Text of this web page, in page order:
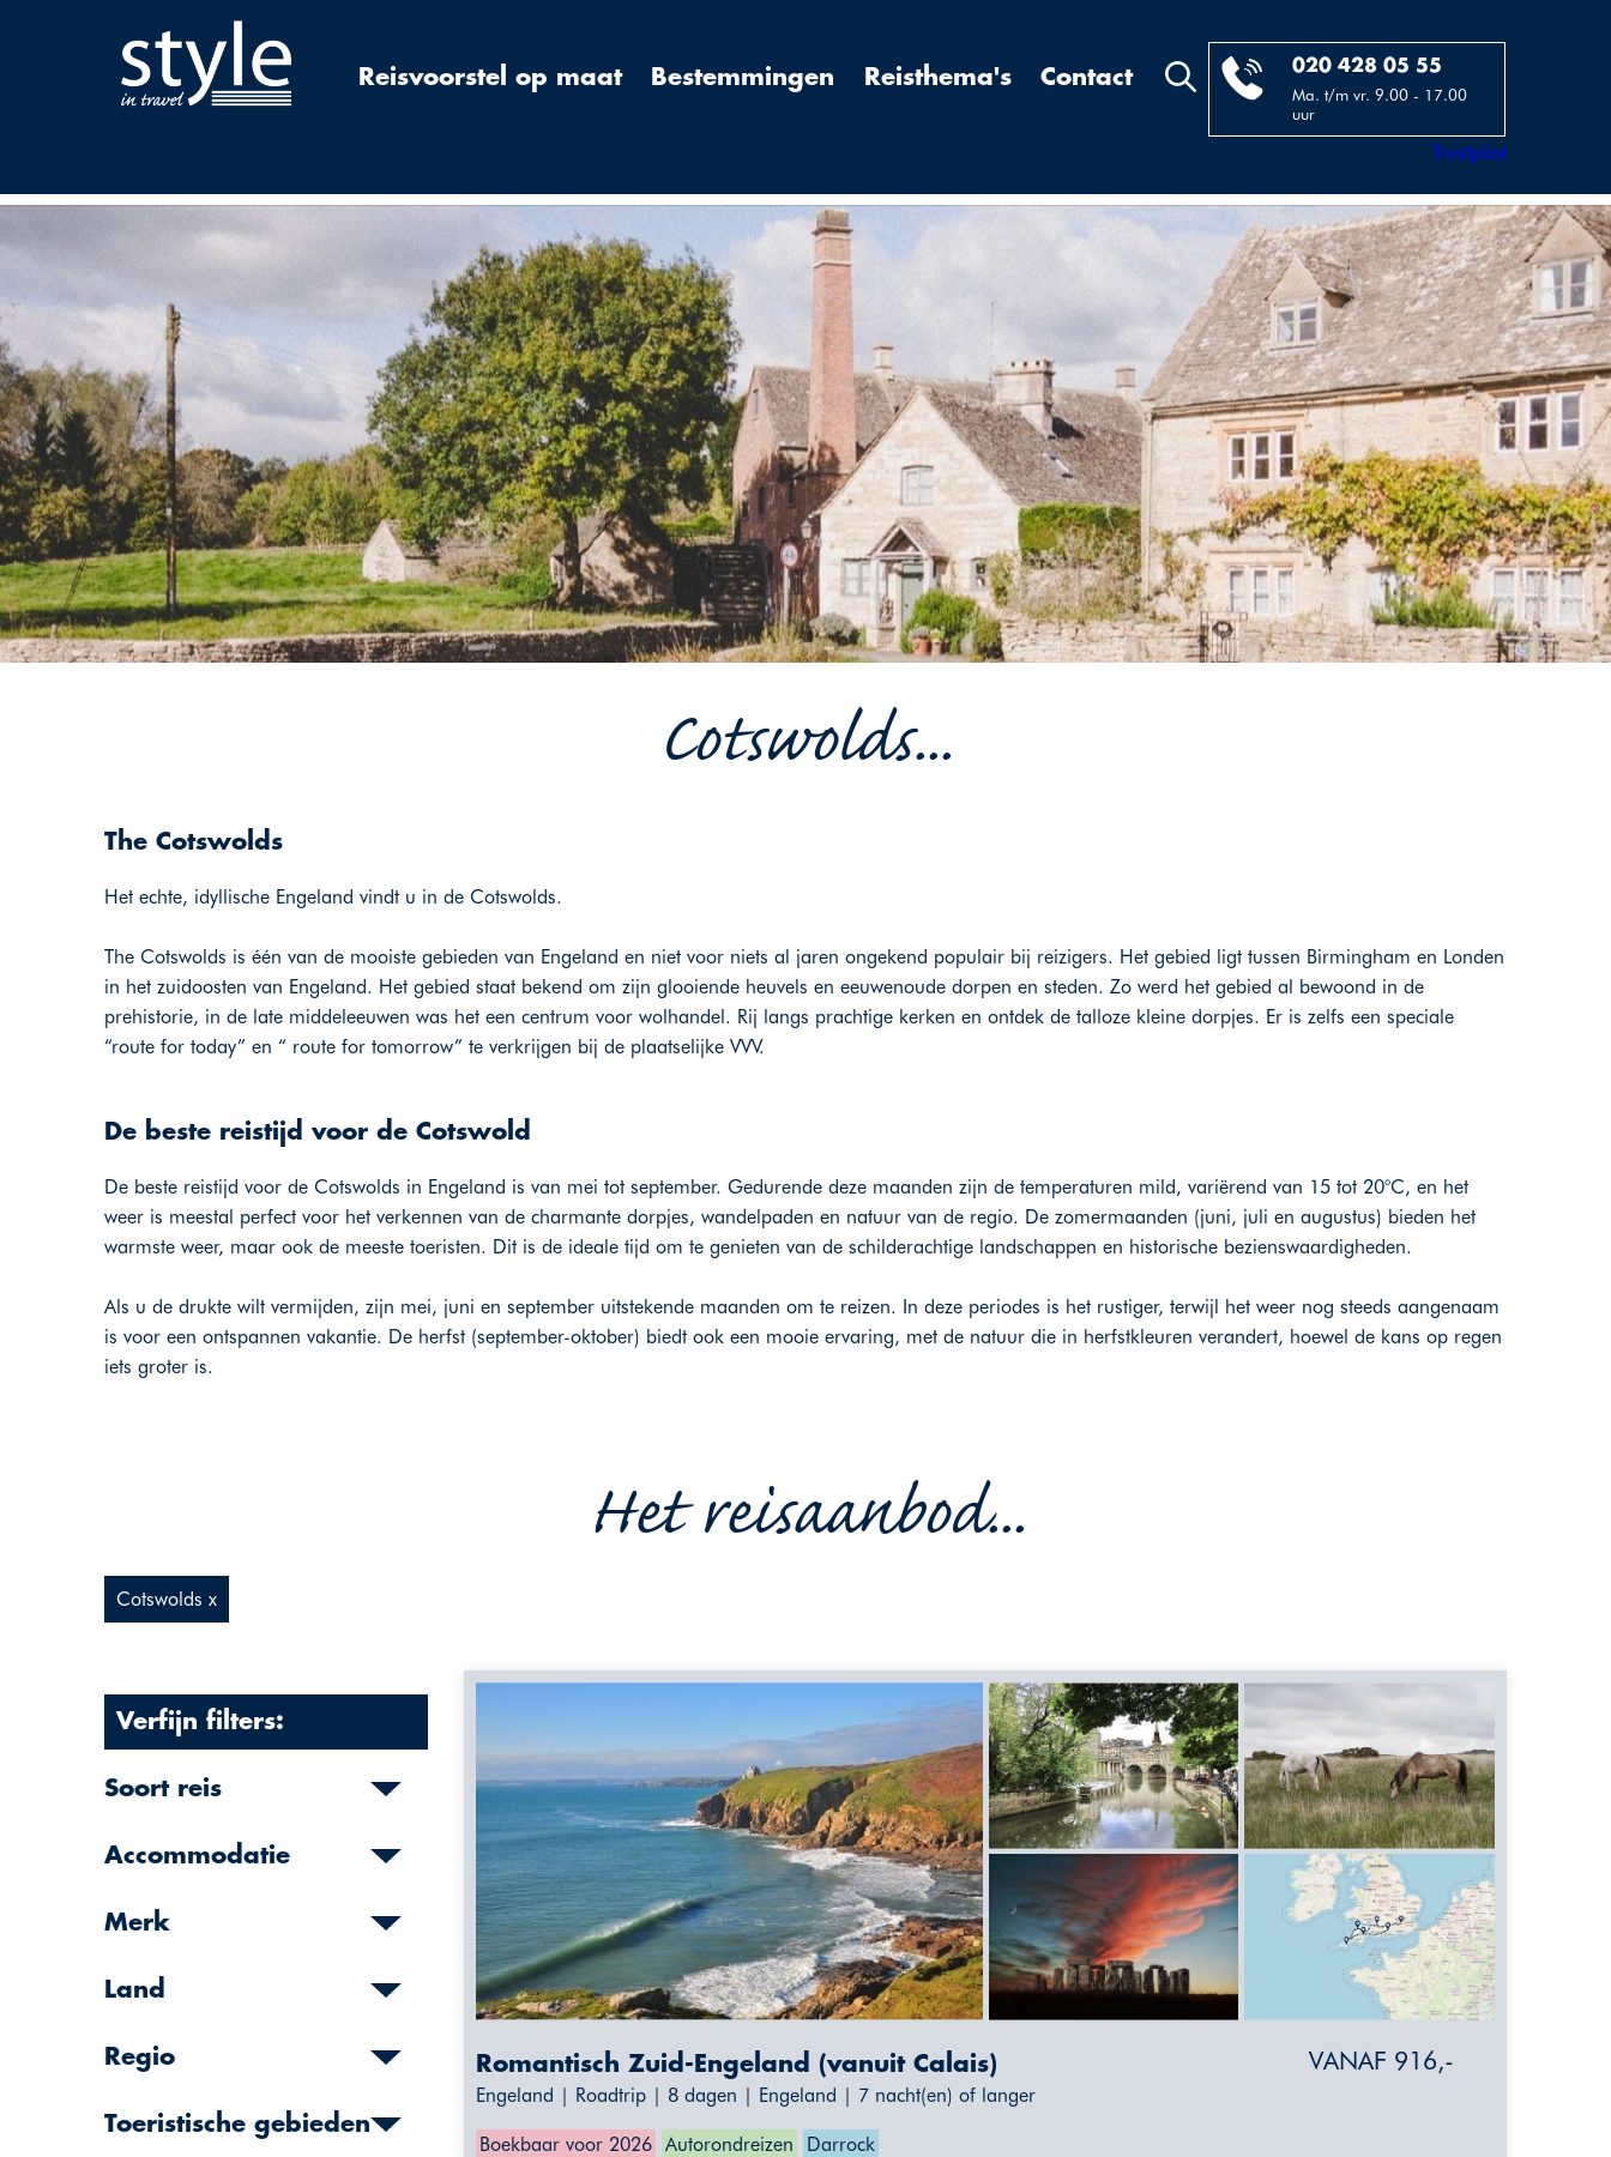
020 428 05 55
Ma. t/m vr. 9.00 - 17.00
uur
Reisvoorstel op maat Bestemmingen Reisthema's Contact
Trustpilot
Cotswolds...
The Cotswolds
Het echte, idyllische Engeland vindt u in de Cotswolds.
The Cotswolds is één van de mooiste gebieden van Engeland en niet voor niets al jaren ongekend populair bij reizigers. Het gebied ligt tussen Birmingham en Londen
in het zuidoosten van Engeland. Het gebied staat bekend om zijn glooiende heuvels en eeuwenoude dorpen en steden. Zo werd het gebied al bewoond in de
prehistorie, in de late middeleeuwen was het een centrum voor wolhandel. Rij langs prachtige kerken en ontdek de talloze kleine dorpjes. Er is zelfs een speciale
“route for today” en “ route for tomorrow” te verkrijgen bij de plaatselijke VVV.
De beste reistijd voor de Cotswold
De beste reistijd voor de Cotswolds in Engeland is van mei tot september. Gedurende deze maanden zijn de temperaturen mild, variërend van 15 tot 20°C, en het
weer is meestal perfect voor het verkennen van de charmante dorpjes, wandelpaden en natuur van de regio. De zomermaanden (juni, juli en augustus) bieden het
warmste weer, maar ook de meeste toeristen. Dit is de ideale tijd om te genieten van de schilderachtige landschappen en historische bezienswaardigheden.
Als u de drukte wilt vermijden, zijn mei, juni en september uitstekende maanden om te reizen. In deze periodes is het rustiger, terwijl het weer nog steeds aangenaam
is voor een ontspannen vakantie. De herfst (september-oktober) biedt ook een mooie ervaring, met de natuur die in herfstkleuren verandert, hoewel de kans op regen
iets groter is.
Het reisaanbod...
Cotswolds x
Verfijn filters:
Soort reis
Accommodatie
Merk
Land
Regio
Toeristische gebieden
Romantisch Zuid-Engeland (vanuit Calais)
Engeland | Roadtrip | 8 dagen | Engeland | 7 nacht(en) of langer
Boekbaar voor 2026 Autorondreizen Darrock
VANAF 916,-